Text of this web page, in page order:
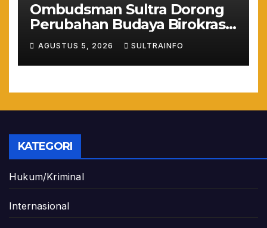
Ombudsman Sultra Dorong
Perubahan Budaya Birokrasi
Lewat Penilaian
Maladministrasi 2026
AGUSTUS 5, 2026 SULTRAINFO
KATEGORI
Hukum/Kriminal
Internasional